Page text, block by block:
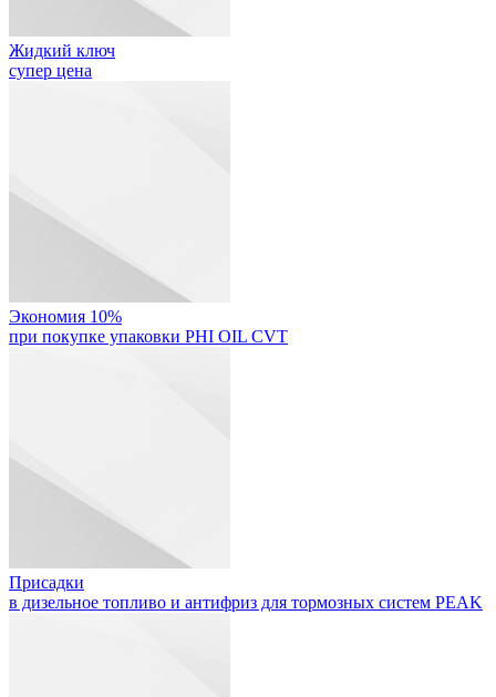
Жидкий ключ
супер цена
Экономия 10%
при покупке упаковки PHI OIL CVT
Присадки
в дизельное топливо и антифриз для тормозных систем PEAK